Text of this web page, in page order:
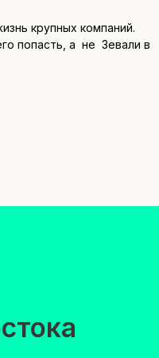
крупных компаний.
попасть, а не Зевали в